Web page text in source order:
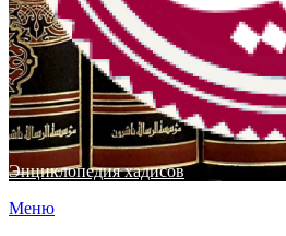
Энциклопедия хадисов
Перейти
Меню